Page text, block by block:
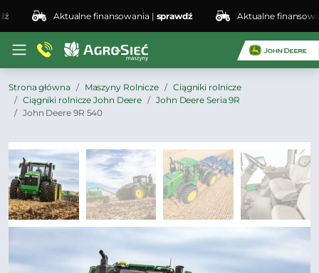
Aktualne finansowania |sprawdź Aktualne finansowania
Strona główna Maszyny Rolnicze
Ciągniki rolnicze
Ciągniki rolnicze John Deere
John Deere Seria 9R
John Deere 9R 540